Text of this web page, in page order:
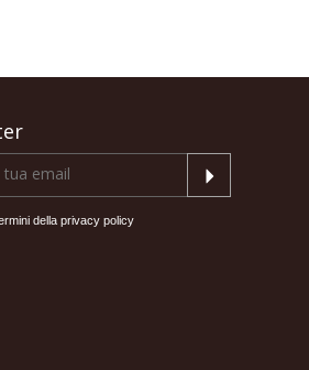
della privacy policy